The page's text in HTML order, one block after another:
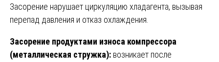
Засорение нарушает циркуляцию хладагента, вызывая
перепад давления и отказ охлаждения.
Засорение продуктами износа компрессора
(металлическая стружка): возникает после